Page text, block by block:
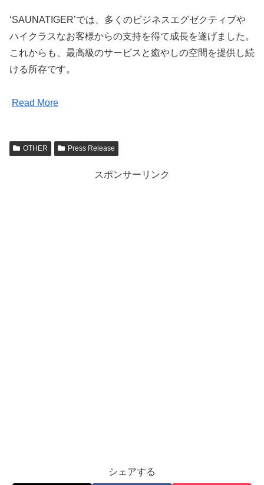
‘SAUNATIGER’では、多くのビジネスエグゼクティブや
ハイクラスなお客様からの支持を得て成長を遂げました。
これからも、最高級のサービスと癒やしの空間を提供し続
ける所存です。
Read More
OTHER Press Release
スポンサーリンク
シェアする